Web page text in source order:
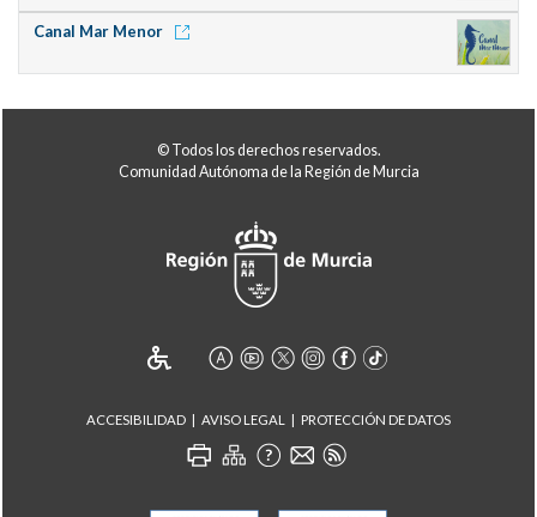
Canal Mar Menor
© Todos los derechos reservados.
Comunidad Autónoma de la Región de Murcia
ACCESIBILIDAD AVISO LEGAL PROTECCIÓN DE DATOS